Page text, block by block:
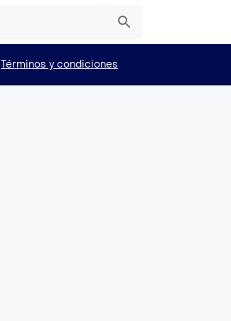
Términos y condiciones